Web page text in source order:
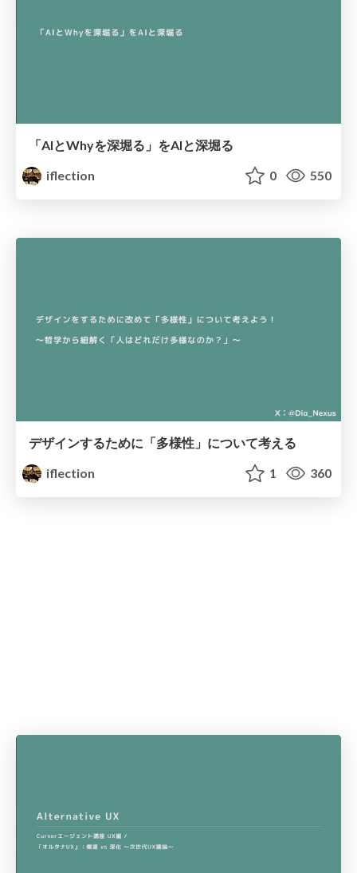
「AIとWhyを深堀る」をAIと深堀る
iflection
0 550
デザインするために「多様性」について考える
iflection
1 360